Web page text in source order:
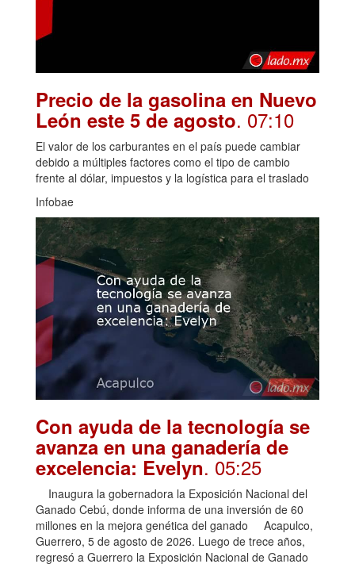
Precio de la gasolina en Nuevo
León este 5 de agosto. 07:10
El valor de los carburantes en el país puede cambiar
debido a múltiples factores como el tipo de cambio
frente al dólar, impuestos y la logística para el traslado
Infobae
Con ayuda de la tecnología se
avanza en una ganadería de
excelencia: Evelyn. 05:25
Inaugura la gobernadora la Exposición Nacional del
Ganado Cebú, donde informa de una inversión de 60
millones en la mejora genética del ganado Acapulco,
Guerrero, 5 de agosto de 2026. Luego de trece años,
regresó a Guerrero la Exposición Nacional de Ganado